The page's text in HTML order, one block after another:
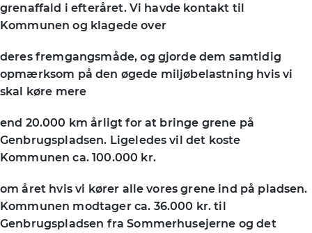
grenaffald i efteråret. Vi havde kontakt til
Kommunen og klagede over
deres fremgangsmåde, og gjorde dem samtidig
opmærksom på den øgede miljøbelastning hvis vi
skal køre mere
end 20.000 km årligt for at bringe grene på
Genbrugspladsen. Ligeledes vil det koste
Kommunen ca. 100.000 kr.
om året hvis vi kører alle vores grene ind på pladsen.
Kommunen modtager ca. 36.000 kr. til
Genbrugspladsen fra Sommerhusejerne og det